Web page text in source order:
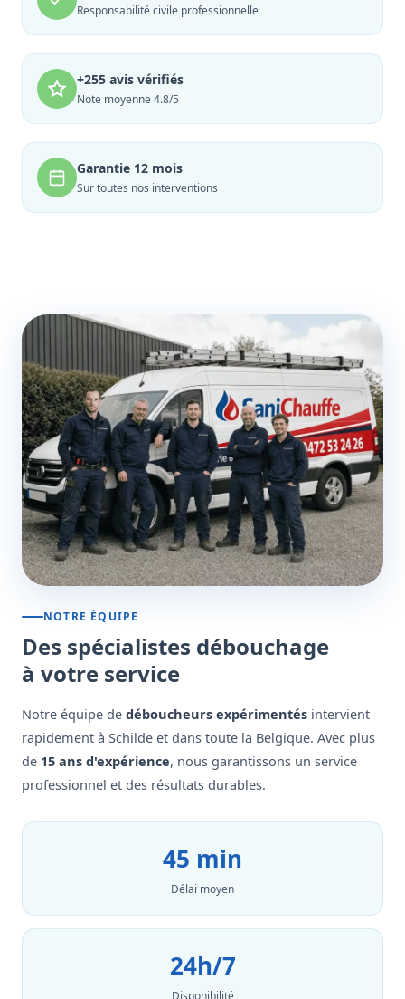
Responsabilité civile professionnelle
+255 avis vérifiés
Note moyenne 4.8/5
Garantie 12 mois
Sur toutes nos interventions
NOTRE ÉQUIPE
Des spécialistes débouchage
à votre service
Notre équipe de déboucheurs expérimentés intervient
rapidement à Schilde et dans toute la Belgique. Avec plus
de 15 ans d'expérience, nous garantissons un service
professionnel et des résultats durables.
45 min
Délai moyen
24h/7
Disponibilité